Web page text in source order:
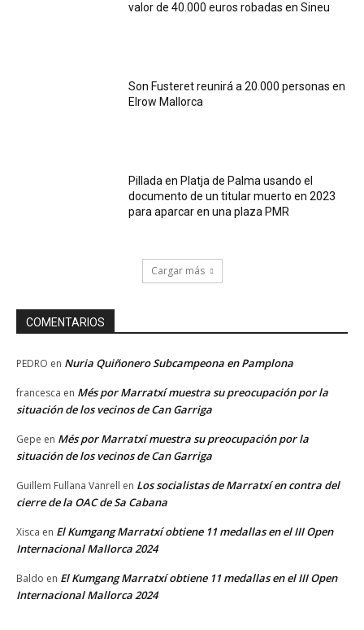
valor de 40.000 euros robadas en Sineu
Son Fusteret reunirá a 20.000 personas en
Elrow Mallorca
Pillada en Platja de Palma usando el
documento de un titular muerto en 2023
para aparcar en una plaza PMR
Cargar más
COMENTARIOS
PEDRO en Nuria Quiñonero Subcampeona en Pamplona
francesca en Més por Marratxí muestra su preocupación por la
situación de los vecinos de Can Garriga
Gepe en Més por Marratxí muestra su preocupación por la
situación de los vecinos de Can Garriga
Guillem Fullana Vanrell en Los socialistas de Marratxí en contra del
cierre de la OAC de Sa Cabana
Xisca en El Kumgang Marratxí obtiene 11 medallas en el III Open
Internacional Mallorca 2024
Baldo en El Kumgang Marratxí obtiene 11 medallas en el III Open
Internacional Mallorca 2024